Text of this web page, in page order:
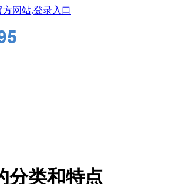
分类和特点